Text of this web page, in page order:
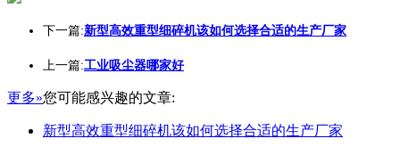
下一篇:新型高效重型细碎机该如何选择合适的生产厂家
上一篇:工业吸尘器哪家好
更多»您可能感兴趣的文章:
新型高效重型细碎机该如何选择合适的生产厂家